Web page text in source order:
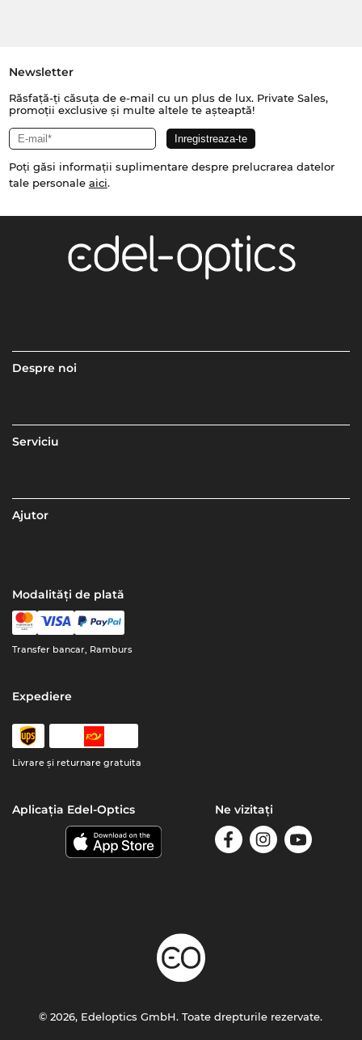
Newsletter
Răsfață-ți căsuța de e-mail cu un plus de lux. Private Sales,
promoții exclusive și multe altele te așteaptă!
Poți găsi informații suplimentare despre prelucrarea datelor
tale personale aici.
Despre noi
Serviciu
Ajutor
Modalități de plată
Transfer bancar, Ramburs
Expediere
Livrare şi returnare gratuita
Aplicația Edel-Optics Ne vizitați
© 2026, Edeloptics GmbH. Toate drepturile rezervate.